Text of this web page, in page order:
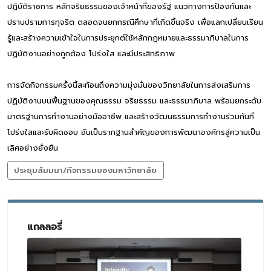
ปฏิบัติราชการ หลักจริยธรรมของเจ้าหน้าที่ของรัฐ แนวทางการป้องกันและ
ปราบปรามการทุจริต ตลอดจนยกกรณีศึกษาที่เกิดขึ้นจริง เพื่อแลกเปลี่ยนเรียน
รู้และสร้างความเข้าใจในการประยุกต์ใช้หลักกฎหมายและธรรมาภิบาลในการ
ปฏิบัติงานอย่างถูกต้อง โปร่งใส และมีประสิทธิภาพ
การจัดกิจกรรมครั้งนี้สะท้อนถึงความมุ่งมั่นของวิทยาลัยในการส่งเสริมการ
ปฏิบัติงานบนพื้นฐานของคุณธรรม จริยธรรม และธรรมาภิบาล พร้อมยกระดับ
มาตรฐานการทำงานอย่างมืออาชีพ และสร้างวัฒนธรรมการทำงานร่วมกันที่
โปร่งใสและรับผิดชอบ อันเป็นรากฐานสำคัญของการพัฒนาองค์กรสู่ความเป็น
เลิศอย่างยั่งยืน
ประชุมสัมมนา/กิจกรรมของมหาวิทยาลัย
แกลลอรี่